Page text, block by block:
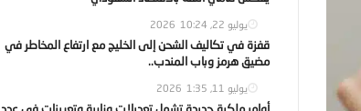
يوليو 22, 2026 10:24
قفزة في تكاليف الشحن إلى الخليج مع ارتفاع المخاطر في
مضيق هرمز وباب المندب..
يوليو 11, 2026 1:35